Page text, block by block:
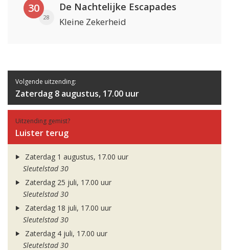
30
28
De Nachtelijke Escapades
Kleine Zekerheid
Volgende uitzending:
Zaterdag 8 augustus, 17.00 uur
Uitzending gemist?
Luister terug
Zaterdag 1 augustus, 17.00 uur
Sleutelstad 30
Zaterdag 25 juli, 17.00 uur
Sleutelstad 30
Zaterdag 18 juli, 17.00 uur
Sleutelstad 30
Zaterdag 4 juli, 17.00 uur
Sleutelstad 30